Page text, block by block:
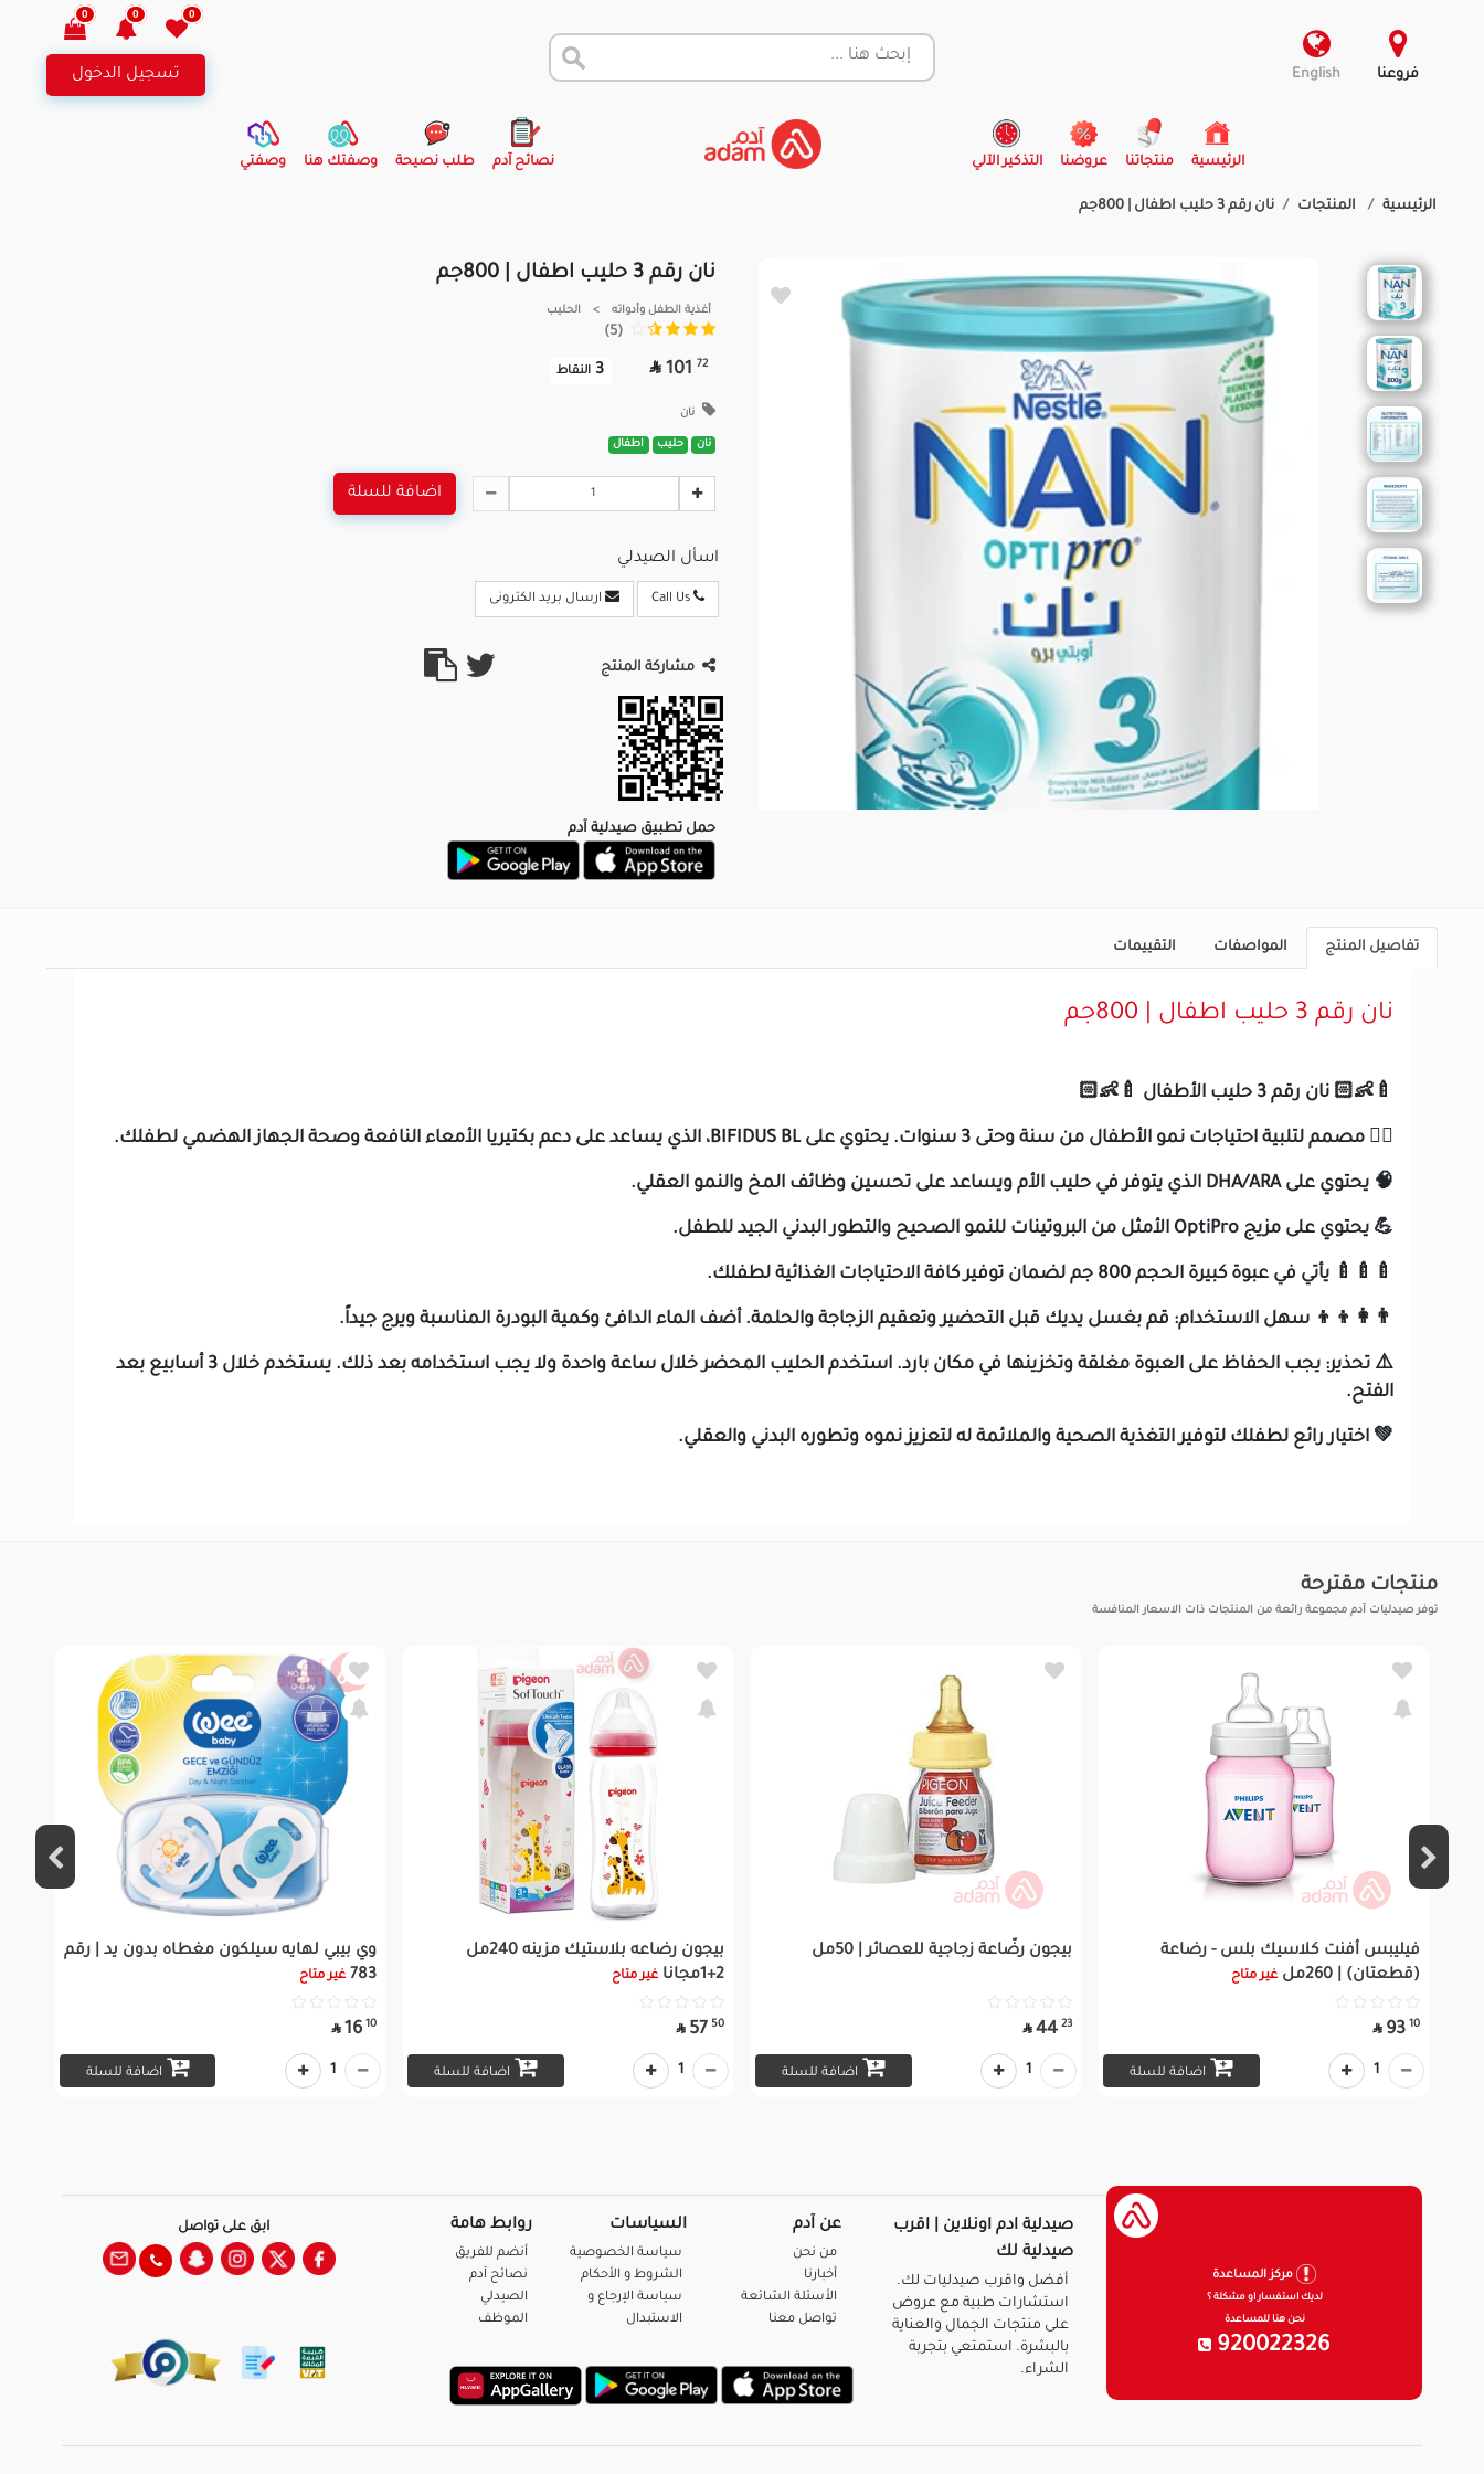
فروعنا English
0
0
0
تسجيل الدخول
الرئيسية
(current) منتجاتنا عروضنا التذكير الآلي نصائح آدم طلب نصيحة وصفتك هنا وصفتي
الرئيسية المنتجات نان رقم 3 حليب اطفال | 800جم
نان رقم 3 حليب اطفال | 800جم
أغذية الطفل وأدواته > الحليب
(5)
72
101

3 النقاط
نان
نان حليب اطفال
اضافة للسلة
اسأل الصيدلي
Call Us ارسال بريد الكترونى
مشاركة المنتج
حمل تطبيق صيدلية آدم
تفاصيل المنتج المواصفات التقييمات
نان رقم 3 حليب اطفال | 800جم
🍼👶🏻 نان رقم 3 حليب الأطفال 🍼👶🏻
👩‍⚕️ مصمم لتلبية احتياجات نمو الأطفال من سنة وحتى 3 سنوات. يحتوي على BIFIDUS BL، الذي يساعد على دعم بكتيريا الأمعاء النافعة وصحة الجهاز الهضمي لطفلك.
🧠 يحتوي على DHA/ARA الذي يتوفر في حليب الأم ويساعد على تحسين وظائف المخ والنمو العقلي.
💪 يحتوي على مزيج OptiPro الأمثل من البروتينات للنمو الصحيح والتطور البدني الجيد للطفل.
🍼🍼🍼 يأتي في عبوة كبيرة الحجم 800 جم لضمان توفير كافة الاحتياجات الغذائية لطفلك.
👨‍👩‍👦‍👦 سهل الاستخدام: قم بغسل يديك قبل التحضير وتعقيم الزجاجة والحلمة. أضف الماء الدافئ وكمية البودرة المناسبة ويرج جيداً.
⚠️ تحذير: يجب الحفاظ على العبوة مغلقة وتخزينها في مكان بارد. استخدم الحليب المحضر خلال ساعة واحدة ولا يجب استخدامه بعد ذلك. يستخدم خلال 3 أسابيع بعد
الفتح.
💚 اختيار رائع لطفلك لتوفير التغذية الصحية والملائمة له لتعزيز نموه وتطوره البدني والعقلي.
منتجات مقترحة
توفر صيدليات آدم مجموعة رائعة من المنتجات ذات الاسعار المنافسة
فيليبس أفنت كلاسيك بلس - رضاعة
(قطعتان) | 260مل
غير متاح
10
93

اضافة للسلة 1
بيجون رضّاعة زجاجية للعصائر | 50مل
23
44

اضافة للسلة 1
بيجون رضاعه بلاستيك مزينه 240مل
2+1مجانا
غير متاح
50
57

اضافة للسلة 1
وي بيبي لهايه سيلكون مغطاه بدون يد | رقم
783 غير متاح
10
16

اضافة للسلة 1
مركز المساعدة
لديك استفسار او مشكلة ؟
نحن هنا للمساعدة
920022326
صيدلية ادم اونلاين | اقرب
صيدلية لك
أفضل واقرب صيدليات لك.
استشارات طبية مع عروض
على منتجات الجمال والعناية
بالبشرة. استمتعي بتجربة
الشراء.
عن آدم
من نحن
أخبارنا
الأسئلة الشائعة
تواصل معنا
السياسات
سياسة الخصوصية
الشروط و الأحكام
سياسة الإرجاع و
الاستبدال
روابط هامة
أنضم للفريق
نصائح آدم
الصيدلي
الموظف
ابق على تواصل